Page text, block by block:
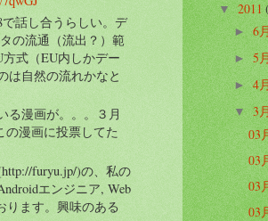
話し合うらしい。デ
の流通（流出？）範
式（EU内しかデー
は自然の流れかなと
る漫画が。。。３月
の漫画に投票してた
furyu.jp/)の、私の
エンジニア, Web
ります。興味のある
▼2011
►6
► 5
►4
▼3
03
03
03
03